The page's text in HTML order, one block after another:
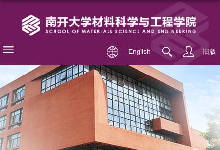
English 旧版